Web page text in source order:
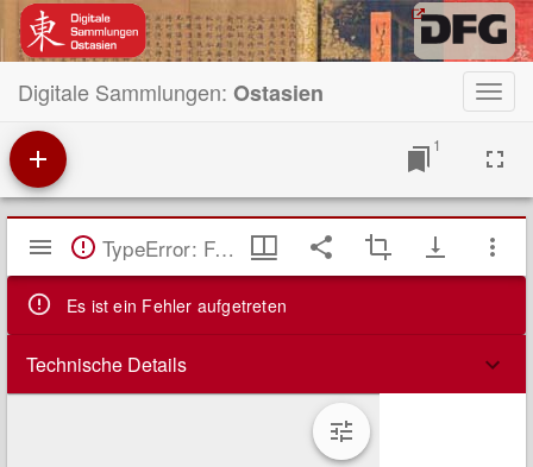
Digitale Sammlungen: Ostasien
1
Mirador
Viewer TypeError: Failed to fetch
Es ist ein Fehler aufgetreten
Technische Details